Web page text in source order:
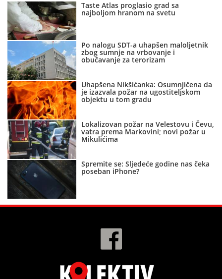
Taste Atlas proglasio grad sa
najboljom hranom na svetu
Po nalogu SDT-a uhapšen maloljetnik
zbog sumnje na vrbovanje i
obučavanje za terorizam
Uhapšena Nikšićanka: Osumnjičena da
je izazvala požar na ugostiteljskom
objektu u tom gradu
Lokalizovan požar na Velestovu i Čevu,
vatra prema Markovini; novi požar u
Mikulićima
Spremite se: Sljedeće godine nas čeka
poseban iPhone?